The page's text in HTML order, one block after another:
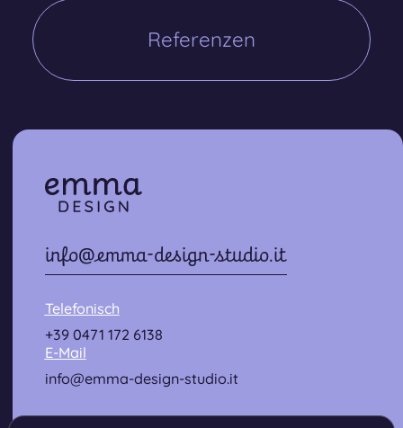
Referenzen
Referenzen
info@emma-design-studio.it
Telefonisch
+39 0471 172 6138
E-Mail
info@emma-design-studio.it